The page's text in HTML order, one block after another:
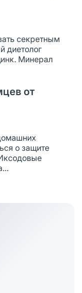
секретным
диетолог
Минерал
от
о защите